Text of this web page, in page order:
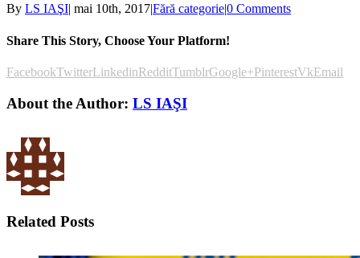
By LS IAŞI| mai 10th, 2017|Fără categorie|0 Comments
Share This Story, Choose Your Platform!
FacebookTwitterLinkedinRedditTumblrGoogle+PinterestVkEmail
About the Author: LS IAŞI
Related Posts